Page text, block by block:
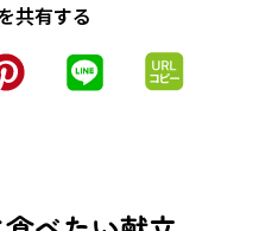
共有する